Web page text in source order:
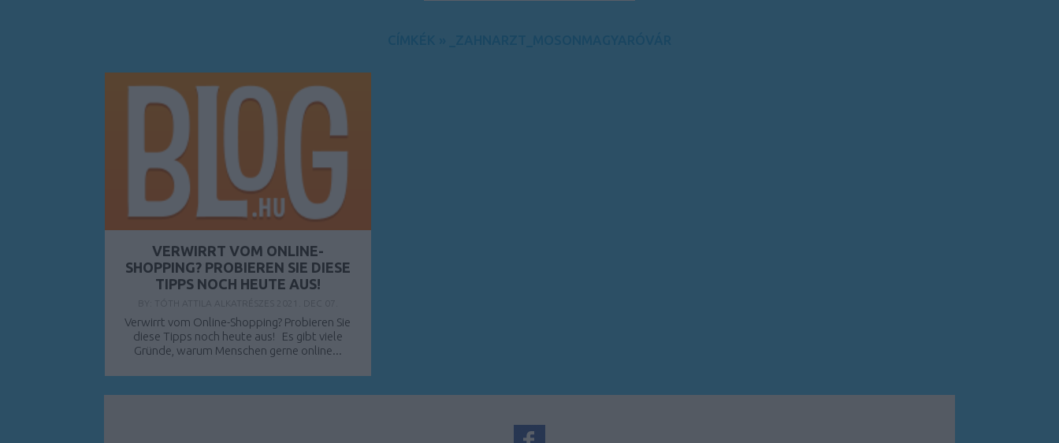
VERWIRRT VOM ONLINE-
SHOPPING? PROBIEREN SIE DIESE
TIPPS NOCH HEUTE AUS!
Verwirrt vom Online-Shopping? Probieren Sie
diese Tipps noch heute aus! Es gibt viele
Gründe, warum Menschen gerne online...